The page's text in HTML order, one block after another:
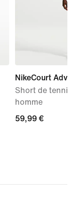
NikeCourt
Short de tennis
homme
59,99 €
59,99 €